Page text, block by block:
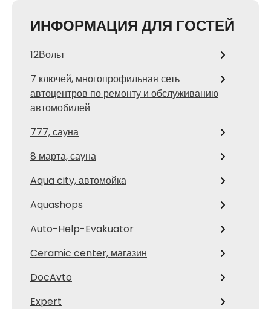
ИНФОРМАЦИЯ ДЛЯ ГОСТЕЙ
12Вольт
7 ключей, многопрофильная сеть
автоцентров по ремонту и обслуживанию
автомобилей
777, сауна
8 марта, сауна
Aqua city, автомойка
Aquashops
Auto-Help-Evakuator
Ceramic center, магазин
DocAvto
Expert